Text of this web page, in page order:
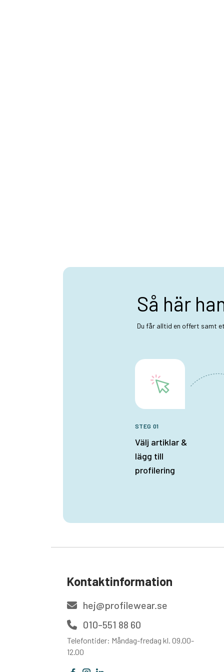
Så här
Du får alltid en offert samt
STEG 01
Välj artiklar &
lägg till
profilering
Kontaktinformation
hej@profilewear.se
010-551 88 60
Telefontider: Måndag-fredag kl. 09.00-
12.00